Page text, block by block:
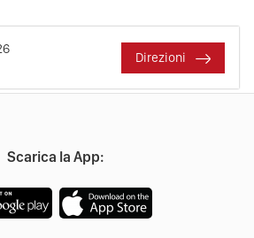
Direzioni
Scarica la App: